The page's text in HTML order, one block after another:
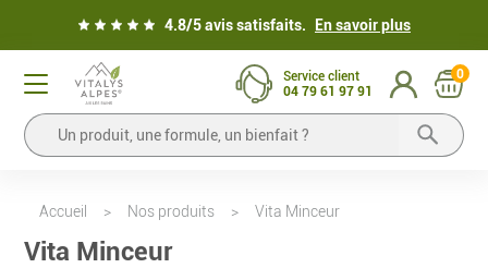
4.8/5 avis satisfaits. En savoir plus
Service client
04 79 61 97 91
0
Accueil > Nos produits > Vita Minceur
Vita Minceur